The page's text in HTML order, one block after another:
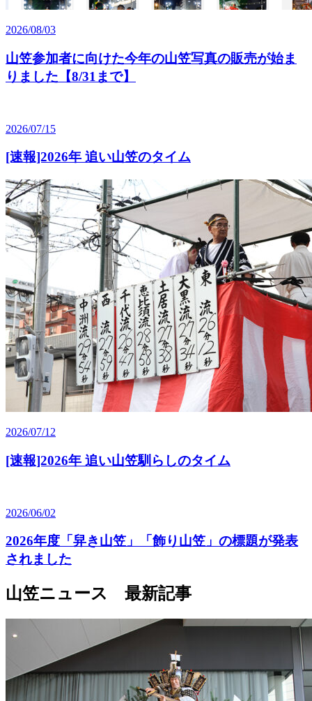
2026/08/03
山笠参加者に向けた今年の山笠写真の販売が始ま
りました【8/31まで】
2026/07/15
[速報]2026年 追い山笠のタイム
2026/07/12
[速報]2026年 追い山笠馴らしのタイム
2026/06/02
2026年度「舁き山笠」「飾り山笠」の標題が発表
されました
山笠ニュース 最新記事